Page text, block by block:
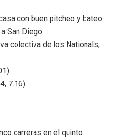
con buen pitcheo y bateo
San Diego.
colectiva de los Nationals,
7.16)
carreras en el quinto